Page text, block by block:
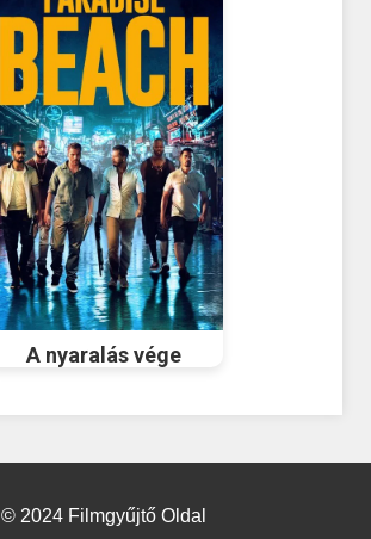
A nyaralás vége
© 2024 Filmgyűjtő Oldal